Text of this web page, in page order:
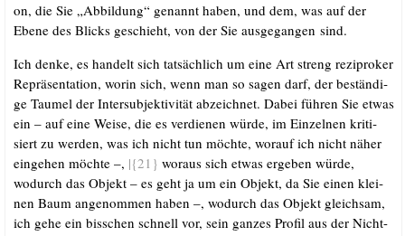
on, die Sie „Abbil­dung“ genannt haben, und dem, was auf der
Ebe­ne des Blicks geschieht, von der Sie aus­ge­gan­gen sind.
Ich den­ke, es han­delt sich tat­säch­lich um eine Art streng rezi­pro­ker
Reprä­sen­ta­ti­on, wor­in sich, wenn man so sagen darf, der bestän­di­
ge Tau­mel der Inter­sub­jek­ti­vi­tät abzeich­net. Dabei füh­ren Sie etwas
ein – auf eine Wei­se, die es ver­die­nen wür­de, im Ein­zel­nen kri­ti­
siert zu wer­den, was ich nicht tun möch­te, wor­auf ich nicht näher
ein­ge­hen möch­te –, |{21} wor­aus sich etwas erge­ben wür­de,
wodurch das Objekt – es geht ja um ein Objekt, da Sie einen klei­
nen Baum ange­nom­men haben –, wodurch das Objekt gleich­sam,
ich gehe ein biss­chen schnell vor, sein gan­zes Pro­fil aus der Nicht-